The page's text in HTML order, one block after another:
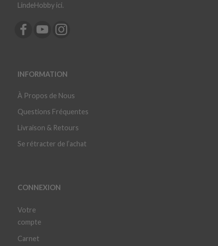
LindeHobby ici.
INFORMATION
À Propos de Nous
Questions Fréquentes
Livraison & Retours
Se rétracter de l’achat
CONNEXION
Votre
compte
Carnet